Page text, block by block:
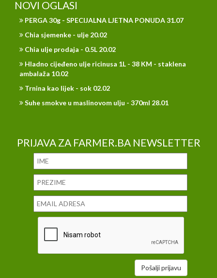
NOVI OGLASI
PERGA 30g - SPECIJALNA LJETNA PONUDA 31.07
Chia sjemenke - ulje 20.02
Chia ulje prodaja - 0.5L 20.02
Hladno cijeđeno ulje ricinusa 1L - 38 KM - staklena
ambalaža 10.02
Trnina kao lijek - sok 02.02
Suhe smokve u maslinovom ulju - 370ml 28.01
PRIJAVA ZA FARMER.BA NEWSLETTER
Pošalji prijavu